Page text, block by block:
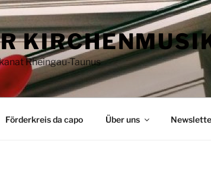
Rheingau-Taunus
Förderkreis da capo Über uns